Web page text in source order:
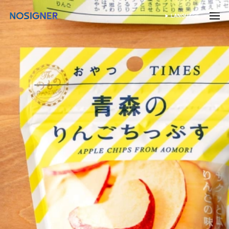
হোম ভাষা নির্বাচন করুন
LANGUAGE